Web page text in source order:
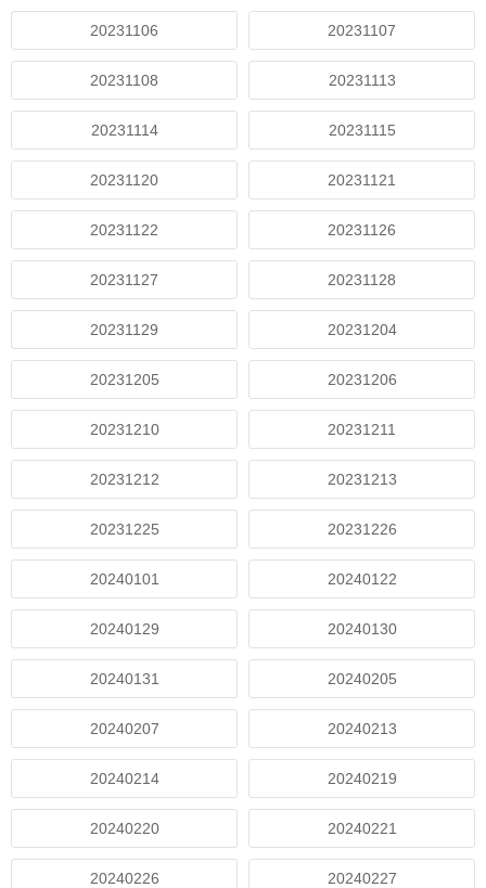
20231106 20231107
20231108 20231113
20231114 20231115
20231120 20231121
20231122 20231126
20231127 20231128
20231129 20231204
20231205 20231206
20231210 20231211
20231212 20231213
20231225 20231226
20240101 20240122
20240129 20240130
20240131 20240205
20240207 20240213
20240214 20240219
20240220 20240221
20240226 20240227